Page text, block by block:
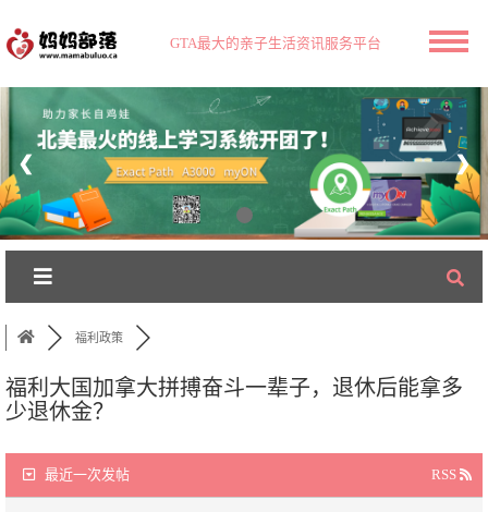
GTA最大的亲子生活资讯服务平台
❮ ❯
福利政策
福利大国加拿大拼搏奋斗一辈子，退休后能拿多
少退休金？
最近一次发帖 RSS